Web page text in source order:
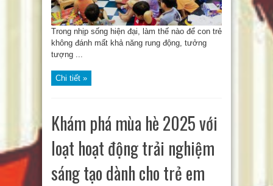
Trong nhịp sống hiện đại, làm thế nào để con trẻ
không đánh mất khả năng rung động, tưởng
tượng ...
Chi tiết »
Khám phá mùa hè 2025 với
loạt hoạt động trải nghiệm
sáng tạo dành cho trẻ em